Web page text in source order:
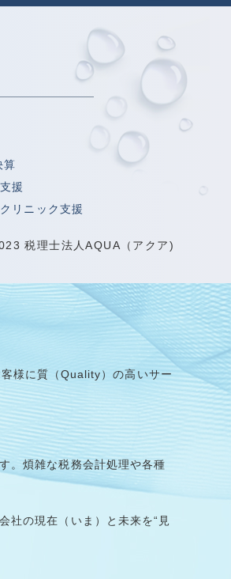
算
援
リニック支援
税理士法人AQUA（アクア)
様に質（Quality）の高いサー
。煩雑な税務会計処理や各種
社の現在（いま）と未来を“見